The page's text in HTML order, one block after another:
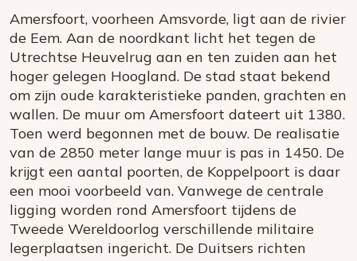
Amersfoort, voorheen Amsvorde, ligt aan de rivier
de Eem. Aan de noordkant licht het tegen de
Utrechtse Heuvelrug aan en ten zuiden aan het
hoger gelegen Hoogland. De stad staat bekend
om zijn oude karakteristieke panden, grachten en
wallen. De muur om Amersfoort dateert uit 1380.
Toen werd begonnen met de bouw. De realisatie
van de 2850 meter lange muur is pas in 1450. De
krijgt een aantal poorten, de Koppelpoort is daar
een mooi voorbeeld van. Vanwege de centrale
ligging worden rond Amersfoort tijdens de
Tweede Wereldoorlog verschillende militaire
legerplaatsen ingericht. De Duitsers richten